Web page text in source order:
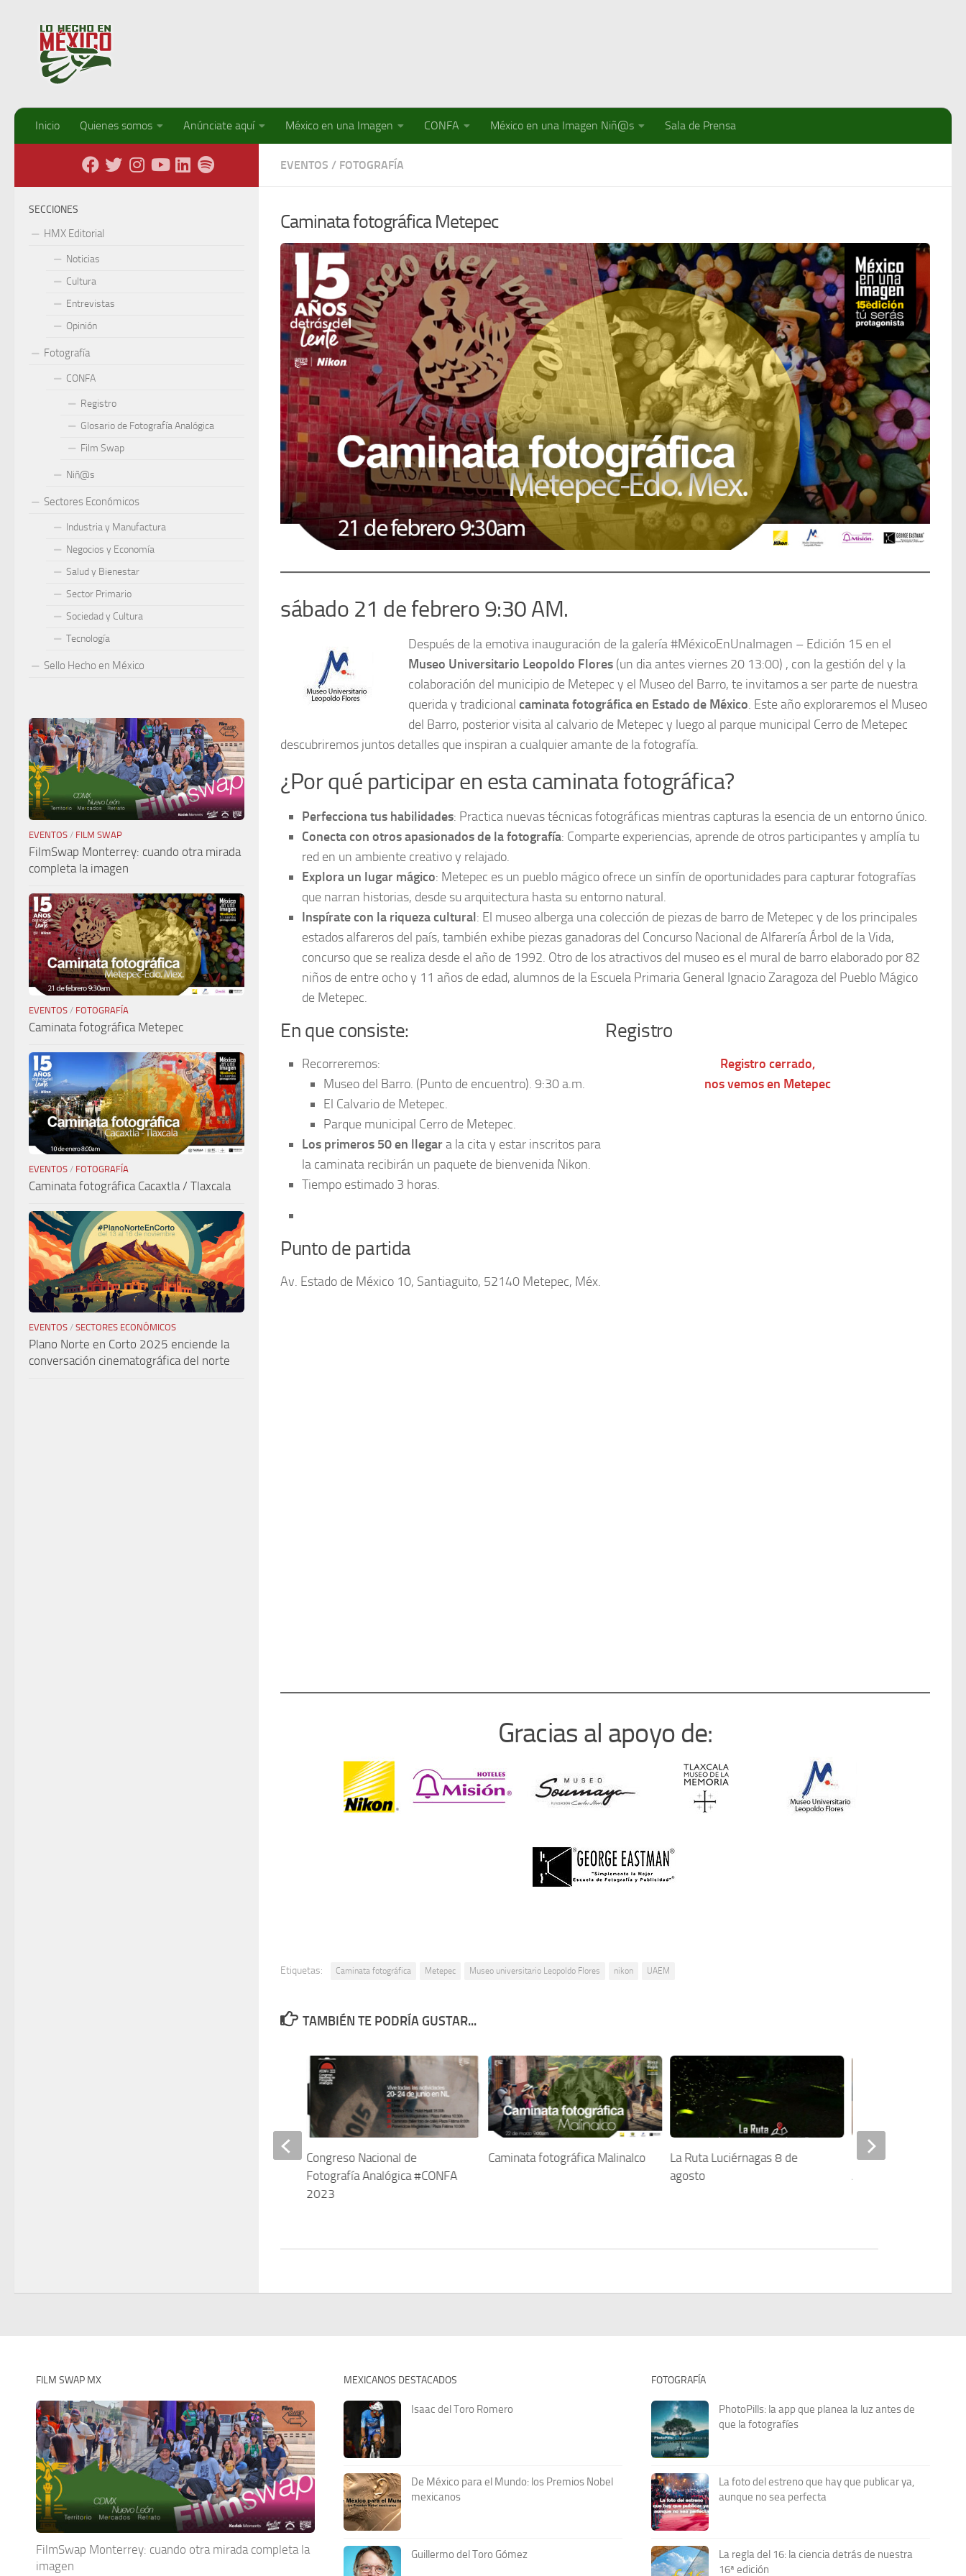
Inicio Quienes somos Anúnciate aquí México en una Imagen CONFA México en una Imagen Niñ@s Sala de Prensa
EVENTOS / FOTOGRAFÍA
Caminata fotográfica Metepec
sábado 21 de febrero 9:30 AM.
Después de la emotiva inauguración de la galería #MéxicoEnUnaImagen – Edición 15 en el
Museo Universitario Leopoldo Flores (un dia antes viernes 20 13:00) , con la gestión del y la
colaboración del municipio de Metepec y el Museo del Barro, te invitamos a ser parte de nuestra
querida y tradicional caminata fotográfica en Estado de México. Este año exploraremos el Museo
del Barro, posterior visita al calvario de Metepec y luego al parque municipal Cerro de Metepec
descubriremos juntos detalles que inspiran a cualquier amante de la fotografía.
¿Por qué participar en esta caminata fotográfica?
Perfecciona tus habilidades: Practica nuevas técnicas fotográficas mientras capturas la esencia de un entorno único.
Conecta con otros apasionados de la fotografía: Comparte experiencias, aprende de otros participantes y amplía tu
red en un ambiente creativo y relajado.
Explora un lugar mágico: Metepec es un pueblo mágico ofrece un sinfín de oportunidades para capturar fotografías
que narran historias, desde su arquitectura hasta su entorno natural.
Inspírate con la riqueza cultural: El museo alberga una colección de piezas de barro de Metepec y de los principales
estados alfareros del país, también exhibe piezas ganadoras del Concurso Nacional de Alfarería Árbol de la Vida,
concurso que se realiza desde el año de 1992. Otro de los atractivos del museo es el mural de barro elaborado por 82
niños de entre ocho y 11 años de edad, alumnos de la Escuela Primaria General Ignacio Zaragoza del Pueblo Mágico
de Metepec.
En que consiste:
Recorreremos:
Museo del Barro. (Punto de encuentro). 9:30 a.m.
El Calvario de Metepec.
Parque municipal Cerro de Metepec.
Los primeros 50 en llegara la cita y estar inscritos para
la caminata recibirán un paquete de bienvenida Nikon.
Tiempo estimado 3 horas.
Registro
Registro cerrado,
nos vemos en Metepec
Punto de partida
Av. Estado de México 10, Santiaguito, 52140 Metepec, Méx.
Gracias al apoyo de:
Etiquetas: Caminata fotográfica Metepec Museo universitario Leopoldo Flores nikon UAEM
TAMBIÉN TE PODRÍA GUSTAR...
Caminata fotográfica Malinalco
La Ruta Luciérnagas 8 de
agosto
Mocha Mousse: El
Año 2025 según
Congreso Nacional de
Fotografía Analógica #CONFA
2023
SECCIONES
HMX Editorial
Noticias
Cultura
Entrevistas
Opinión
Fotografía
CONFA
Registro
Glosario de Fotografía Analógica
Film Swap
Niñ@s
Sectores Económicos
Industria y Manufactura
Negocios y Economía
Salud y Bienestar
Sector Primario
Sociedad y Cultura
Tecnología
Sello Hecho en México
EVENTOS / FILM SWAP
FilmSwap Monterrey: cuando otra mirada
completa la imagen
EVENTOS / FOTOGRAFÍA
Caminata fotográfica Metepec
EVENTOS / FOTOGRAFÍA
Caminata fotográfica Cacaxtla / Tlaxcala
EVENTOS / SECTORES ECONÓMICOS
Plano Norte en Corto 2025 enciende la
conversación cinematográfica del norte
FILM SWAP MX
FilmSwap Monterrey: cuando otra mirada completa la
imagen
MEXICANOS DESTACADOS
Isaac del Toro Romero
De México para el Mundo: los Premios Nobel
mexicanos
Guillermo del Toro Gómez
FOTOGRAFÍA
PhotoPills: la app que planea la luz antes de
que la fotografíes
La foto del estreno que hay que publicar ya,
aunque no sea perfecta
La regla del 16: la ciencia detrás de nuestra
16ª edición